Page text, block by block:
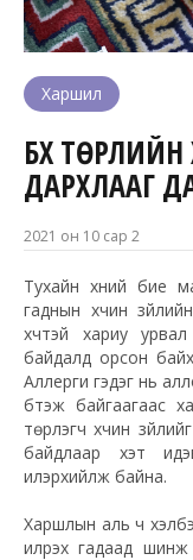
Харшил
БҮХ
ДАРХЛААГ
2021 он 10 сар 2
Тухайн хүний бие
гаднын хүчин
хүчтэй хариу
байдалд орсон
Аллерги гэдэг нь
бүтэж байгаагаас
төрүүлэгч хүчин
байдлаар хэт
илэрхийлж байна.
Харшлын аль ч
илрэх гадаад